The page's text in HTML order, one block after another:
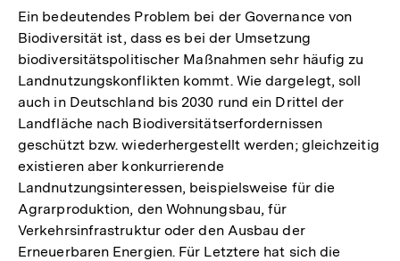
Ein bedeutendes Problem bei der Governance von
Biodiversität ist, dass es bei der Umsetzung
biodiversitätspolitischer Maßnahmen sehr häufig zu
Landnutzungskonflikten kommt. Wie dargelegt, soll
auch in Deutschland bis 2030 rund ein Drittel der
Landfläche nach Biodiversitätserfordernissen
geschützt bzw. wiederhergestellt werden; gleichzeitig
existieren aber konkurrierende
Landnutzungsinteressen, beispielsweise für die
Agrarproduktion, den Wohnungsbau, für
Verkehrsinfrastruktur oder den Ausbau der
Erneuerbaren Energien. Für Letztere hat sich die